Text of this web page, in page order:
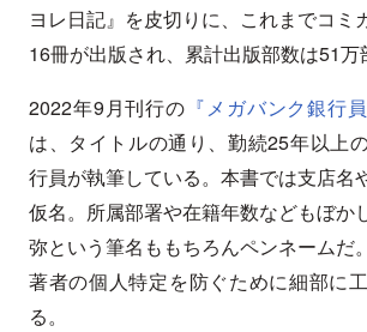
ヨレ日記』を皮切りに、これまでコミ
16冊が出版され、累計出版部数は51万
2022年9月刊行の 『メガバンク銀行
は、タイトルの通り、勤続25年以上
行員が執筆している。本書では支店名
仮名。所属部署や在籍年数などもぼか
弥という筆名ももちろんペンネームだ
著者の個人特定を防ぐために細部に
る。